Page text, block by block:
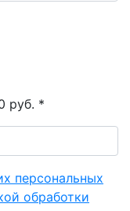
руб. *
персональных
обработки